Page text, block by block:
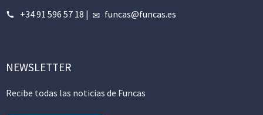
+34 91 596 57 18 | funcas@funcas.es
NEWSLETTER
Recibe todas las noticias de Funcas